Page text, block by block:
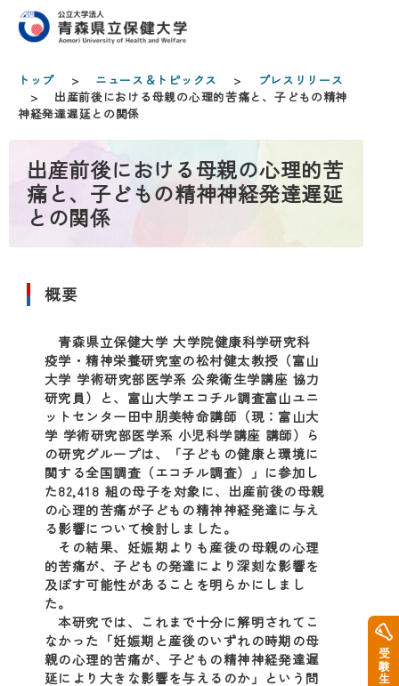
トップ > ニュース＆トピックス >
プレスリリース
> 出産前後における母親の心理的苦痛と、子どもの精神
神経発達遅延との関係
出産前後における母親の心理的苦
痛と、子どもの精神神経発達遅延
との関係
概要
青森県立保健大学 大学院健康科学研究科
疫学・精神栄養研究室の松村健太教授（富山
大学 学術研究部医学系 公衆衛生学講座 協力
研究員）と、富山大学エコチル調査富山ユニ
ットセンター田中朋美特命講師（現：富山大
学 学術研究部医学系 小児科学講座 講師）ら
の研究グループは、「子どもの健康と環境に
関する全国調査（エコチル調査）」に参加し
た82,418 組の母子を対象に、出産前後の母親
の心理的苦痛が子どもの精神神経発達に与え
る影響について検討しました。
その結果、妊娠期よりも産後の母親の心理
的苦痛が、子どもの発達により深刻な影響を
及ぼす可能性があることを明らかにしまし
た。
本研究では、これまで十分に解明されてこ
なかった「妊娠期と産後のいずれの時期の母
親の心理的苦痛が、子どもの精神神経発達遅
延により大きな影響を与えるのか」という問